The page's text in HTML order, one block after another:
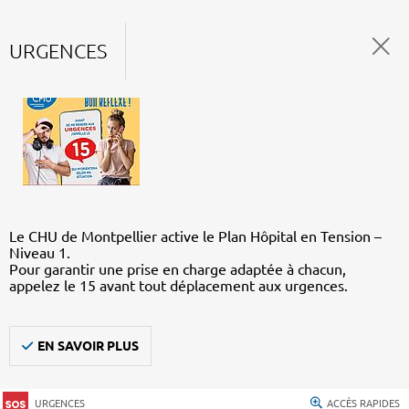
URGENCES
Le CHU de Montpellier active le Plan Hôpital en Tension –
Niveau 1.
Pour garantir une prise en charge adaptée à chacun,
appelez le 15 avant tout déplacement aux urgences.
EN SAVOIR PLUS
URGENCES ACCÈS RAPIDES